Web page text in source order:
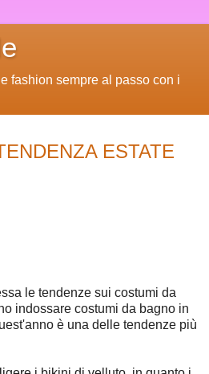
fashion sempre al passo con i
ESTATE
le tendenze sui costumi da
indossare costumi da bagno in
è una delle tendenze più